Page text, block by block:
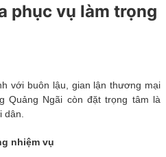
phục vụ làm trọng
với buôn lậu, gian lận thương mại
Quảng Ngãi còn đặt trọng tâm là
dân.
nhiệm vụ